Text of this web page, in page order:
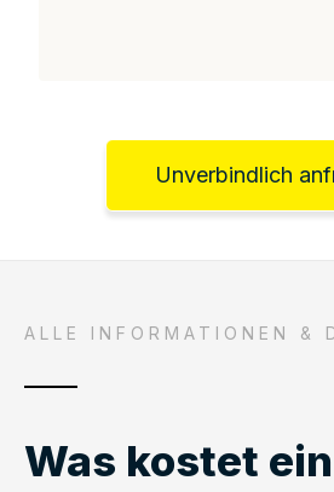
Unverbindlich
ALLE INFORMATIONEN &
Was kostet